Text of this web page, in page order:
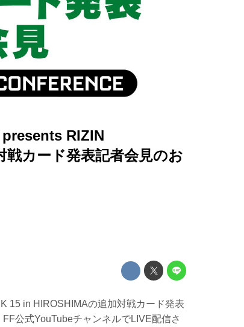
RIZIN
カード発表記者会見のお
15 in HIROSHIMAの追加対戦カード発表
公式YouTubeチャンネルでLIVE配信さ